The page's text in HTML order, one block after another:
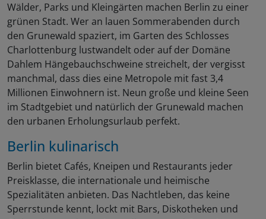
Wälder, Parks und Kleingärten machen Berlin zu einer
grünen Stadt. Wer an lauen Sommerabenden durch
den Grunewald spaziert, im Garten des Schlosses
Charlottenburg lustwandelt oder auf der Domäne
Dahlem Hängebauchschweine streichelt, der vergisst
manchmal, dass dies eine Metropole mit fast 3,4
Millionen Einwohnern ist. Neun große und kleine Seen
im Stadtgebiet und natürlich der Grunewald machen
den urbanen Erholungsurlaub perfekt.
Berlin kulinarisch
Berlin bietet Cafés, Kneipen und Restaurants jeder
Preisklasse, die internationale und heimische
Spezialitäten anbieten. Das Nachtleben, das keine
Sperrstunde kennt, lockt mit Bars, Diskotheken und